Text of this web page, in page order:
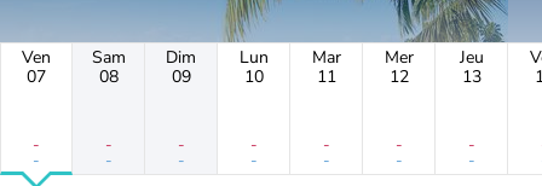
Ven
07
-
-
Sam
08
-
-
Dim
09
-
-
Lun
10
-
-
Mar
11
-
-
Mer
12
-
-
Jeu
13
-
-